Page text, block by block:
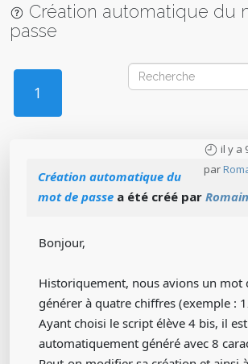
Création automatique du
passe
1
il y a
par
Création automatique du
mot de passe a été créé par
Bonjour,
Historiquement, nous avions un mot
générer à quatre chiffres (exemple :
Ayant choisi le script élève 4 bis, il est
automatiquement généré avec 8